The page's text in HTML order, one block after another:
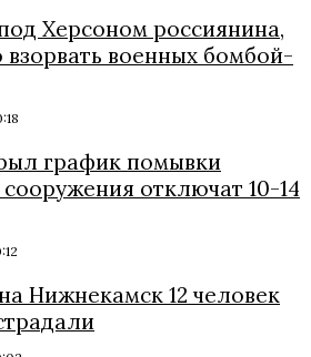
Херсоном россиянина,
военных бомбой-
график помывки
отключат 10-14
Нижнекамск 12 человек